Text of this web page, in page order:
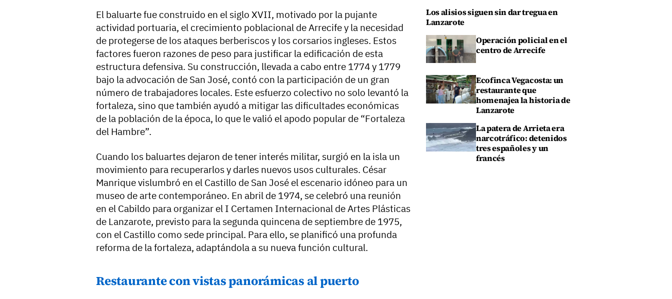
El baluarte fue construido en el siglo XVII, motivado por la pujante
actividad portuaria, el crecimiento poblacional de Arrecife y la necesidad
de protegerse de los ataques berberiscos y los corsarios ingleses. Estos
factores fueron razones de peso para justificar la edificación de esta
estructura defensiva. Su construcción, llevada a cabo entre 1774 y 1779
bajo la advocación de San José, contó con la participación de un gran
número de trabajadores locales. Este esfuerzo colectivo no solo levantó la
fortaleza, sino que también ayudó a mitigar las dificultades económicas
de la población de la época, lo que le valió el apodo popular de “Fortaleza
del Hambre”.
Cuando los baluartes dejaron de tener interés militar, surgió en la isla un
movimiento para recuperarlos y darles nuevos usos culturales. César
Manrique vislumbró en el Castillo de San José el escenario idóneo para un
museo de arte contemporáneo. En abril de 1974, se celebró una reunión
en el Cabildo para organizar el I Certamen Internacional de Artes Plásticas
de Lanzarote, previsto para la segunda quincena de septiembre de 1975,
con el Castillo como sede principal. Para ello, se planificó una profunda
reforma de la fortaleza, adaptándola a su nueva función cultural.
Restaurante con vistas panorámicas al puerto
Los alisios siguen sin dar tregua en
Lanzarote
Operación policial en el
centro de Arrecife
Ecofinca Vegacosta: un
restaurante que
homenajea la historia de
Lanzarote
La patera de Arrieta era
narcotráfico: detenidos
tres españoles y un
francés